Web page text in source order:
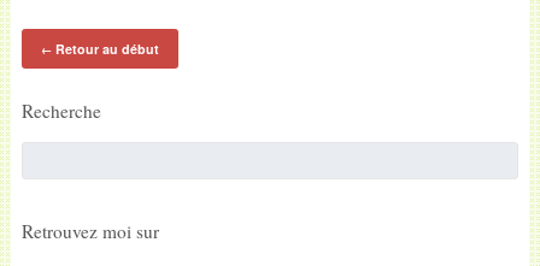
←Retour au début
Recherche
Retrouvez moi sur